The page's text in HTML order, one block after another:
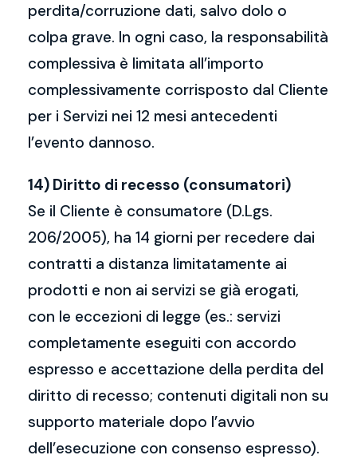
perdita/corruzione dati, salvo dolo o
colpa grave. In ogni caso, la responsabilità
complessiva è limitata all’importo
complessivamente corrisposto dal Cliente
per i Servizi nei 12 mesi antecedenti
l’evento dannoso.
14) Diritto di recesso (consumatori)
Se il Cliente è consumatore (D.Lgs.
206/2005), ha 14 giorni per recedere dai
contratti a distanza limitatamente ai
prodotti e non ai servizi se già erogati,
con le eccezioni di legge (es.: servizi
completamente eseguiti con accordo
espresso e accettazione della perdita del
diritto di recesso; contenuti digitali non su
supporto materiale dopo l’avvio
dell’esecuzione con consenso espresso).